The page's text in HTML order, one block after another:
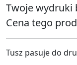
Twoje wydruki
Cena tego
Tusz pasuje do